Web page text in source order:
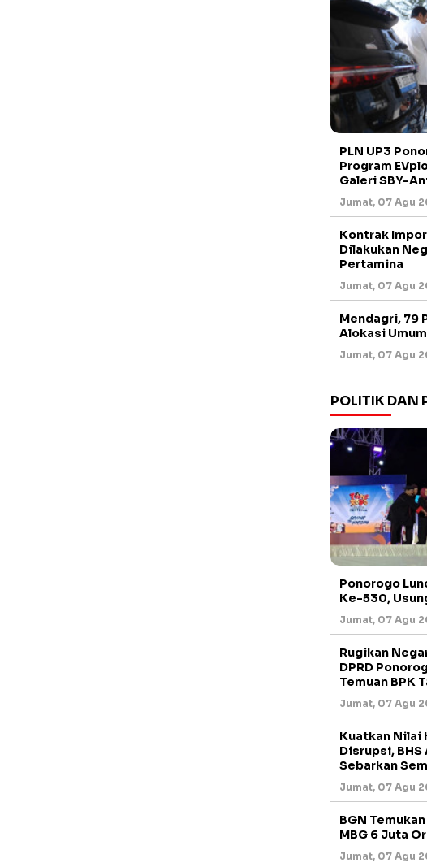
PLN UP3
Program
Galeri SBY-
Jumat, 07 Agu
Kontrak
Dilakukan
Pertamina
Jumat, 07 Agu
Mendagri, 79
Alokasi
Jumat, 07 Agu
POLITIK DAN
Ponorogo
Ke-530,
Jumat, 07 Agu
Rugikan
DPRD
Temuan BPK
Jumat, 07 Agu
Kuatkan Nilai
Disrupsi,
Sebarkan
Jumat, 07 Agu
BGN
MBG 6 Juta
Jumat, 07 Agu